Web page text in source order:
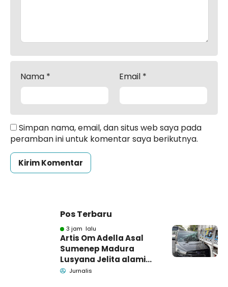
Nama * Email *
Simpan nama, email, dan situs web saya pada
peramban ini untuk komentar saya berikutnya.
Pos Terbaru
3 jam lalu
Artis Om Adella Asal
Sumenep Madura
Lusyana Jelita alami
kecelakaan di Wonogiri
Jurnalis